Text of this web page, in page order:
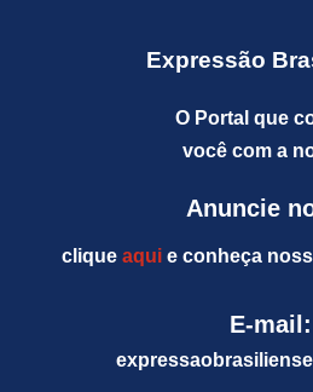
Expressão
O Portal que
você com a
Anuncie
clique aquie conheça
E-mail: